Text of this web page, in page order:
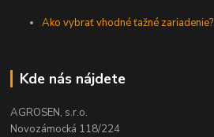
Ako vybrať vhodné ťažné zariadenie?
Kde nás nájdete
AGROSEN, s.r.o.
Novozámocká 118/224